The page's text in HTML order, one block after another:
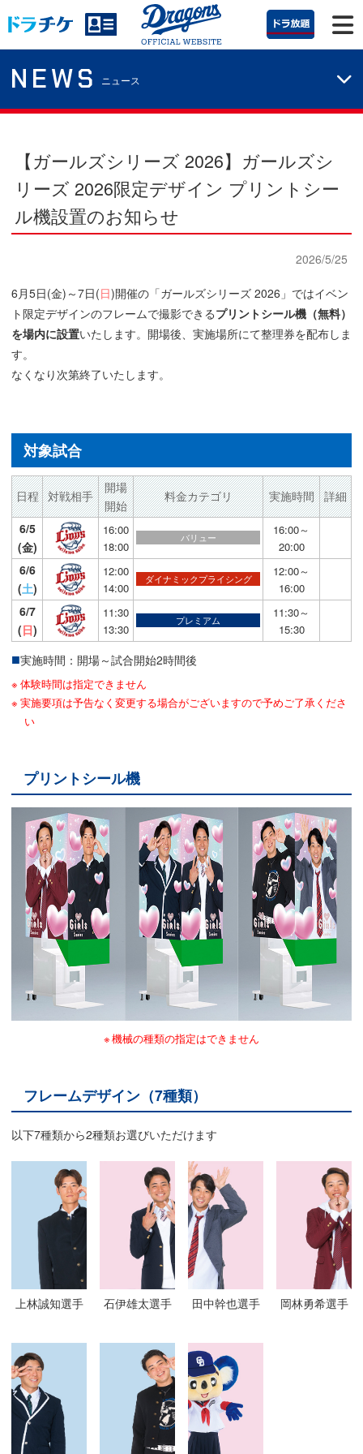
NEWS ニュース
【ガールズシリーズ 2026】 ガールズシ
リーズ 2026限定デザイン プリントシー
ル機設置のお知らせ
2026/5/25
6月5日(金)～7日(日)開催の「ガールズシリーズ 2026」ではイベン
ト限定デザインのフレームで撮影できるプリントシール機（無料）
を場内に設置いたします。開場後、実施場所にて整理券を配布しま
す。
なくなり次第終了いたします。
対象試合
日程 対戦相手
開場
開始
料金カテゴリ 実施時間
詳細
6/5
(金)
16:00
18:00
バリュー
16:00～
20:00
6/6
(土)
12:00
14:00
ダイナミックプライシング
12:00～
16:00
6/7
(日)
11:30
13:30
プレミアム
11:30～
15:30
実施時間：開場～試合開始2時間後
体験時間は指定できません
実施要項は予告なく変更する場合がございますので予めご了承くださ
い
プリントシール機
機械の種類の指定はできません
フレームデザイン（7種類）
以下7種類から2種類お選びいただけます
上林誠知選手 石伊雄太選手 田中幹也選手 岡林勇希選手